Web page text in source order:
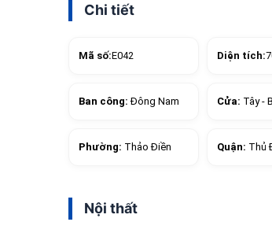
Chi tiết
Mã số:E042 Diện tích:
Ban công:Đông Nam Cửa: Tây -
Phường: Thảo Điền Quận: Thủ
Nội thất